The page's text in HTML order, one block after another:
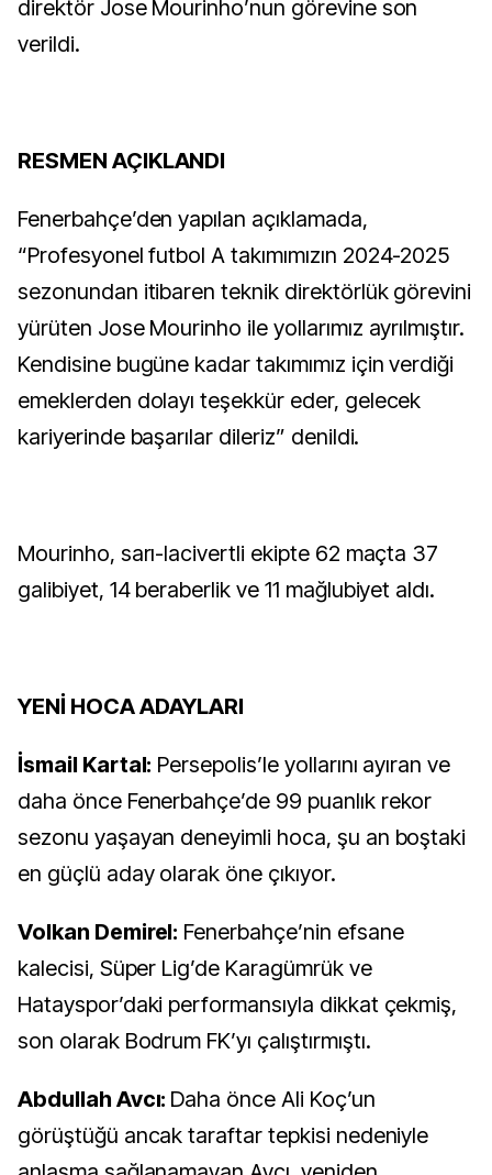
direktör Jose Mourinho’nun görevine son
verildi.
RESMEN AÇIKLANDI
Fenerbahçe’den yapılan açıklamada,
“Profesyonel futbol A takımımızın 2024-2025
sezonundan itibaren teknik direktörlük görevini
yürüten Jose Mourinho ile yollarımız ayrılmıştır.
Kendisine bugüne kadar takımımız için verdiği
emeklerden dolayı teşekkür eder, gelecek
kariyerinde başarılar dileriz” denildi.
Mourinho, sarı-lacivertli ekipte 62 maçta 37
galibiyet, 14 beraberlik ve 11 mağlubiyet aldı.
YENİ HOCA ADAYLARI
İsmail Kartal: Persepolis’le yollarını ayıran ve
daha önce Fenerbahçe’de 99 puanlık rekor
sezonu yaşayan deneyimli hoca, şu an boştaki
en güçlü aday olarak öne çıkıyor.
Volkan Demirel: Fenerbahçe’nin efsane
kalecisi, Süper Lig’de Karagümrük ve
Hatayspor’daki performansıyla dikkat çekmiş,
son olarak Bodrum FK’yı çalıştırmıştı.
Abdullah Avcı: Daha önce Ali Koç’un
görüştüğü ancak taraftar tepkisi nedeniyle